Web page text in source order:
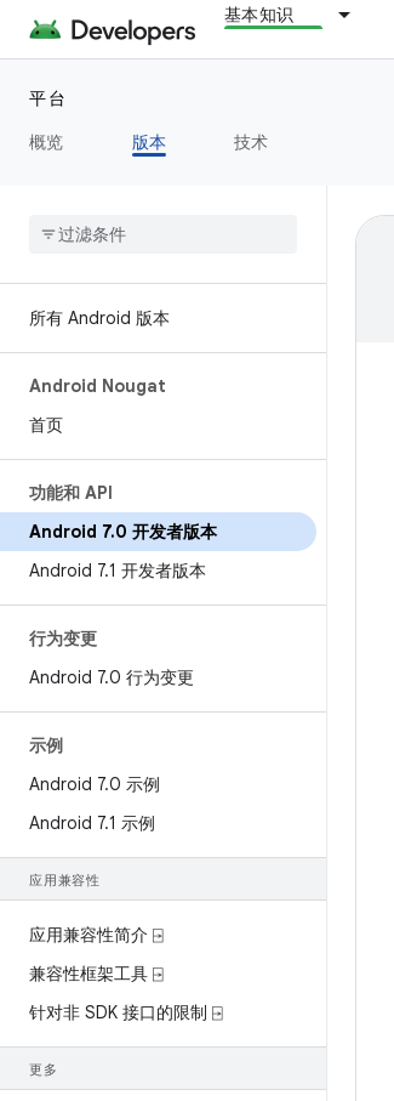
基本知识
平台
概览
版本 技术
所有 Android 版本
Android Nougat
首页
功能和 API
Android 7.0 开发者版本
Android 7.1 开发者版本
行为变更
Android 7.0 行为变更
示例
Android 7.0 示例
Android 7.1 示例
应用兼容性
应用兼容性简介 ⍈
兼容性框架工具 ⍈
针对非 SDK 接口的限制 ⍈
更多